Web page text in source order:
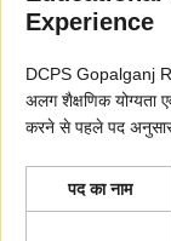
Experience
DCPS Gopalganj
अलग शैक्षणिक योग्यता
करने से पहले पद अनुसार
पद का नाम